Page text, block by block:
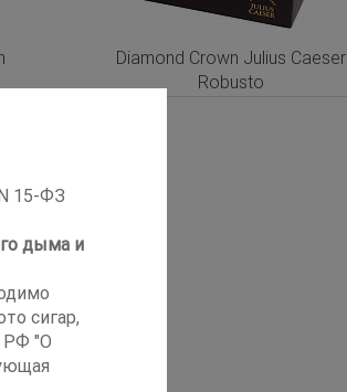
Diamond Crown Julius Caeser
Robusto
15-ФЗ
дыма и
сигар,
РФ "О